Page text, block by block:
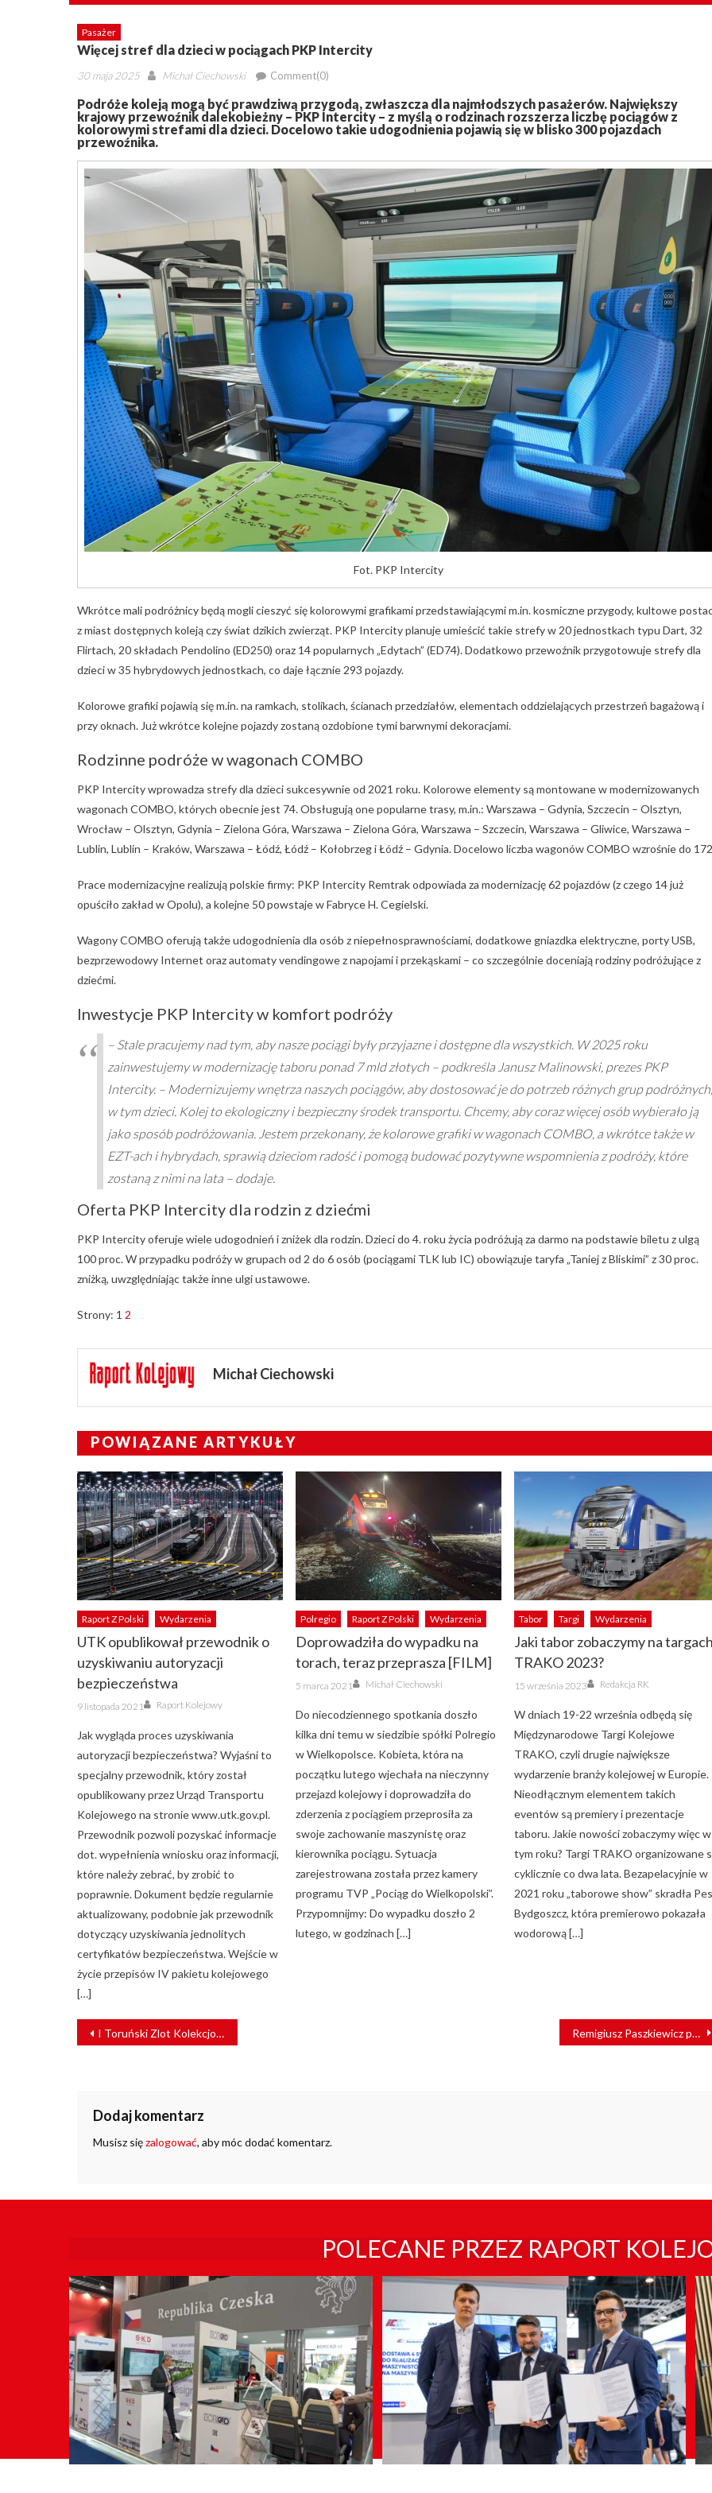
Pasażer
Więcej stref dla dzieci w pociągach PKP Intercity
Posted
30 maja 2025 Author
Michał Ciechowski Comment(0)
Podróże koleją mogą być prawdziwą przygodą, zwłaszcza dla najmłodszych pasażerów. Największy
krajowy przewoźnik dalekobieżny – PKP Intercity – z myślą o rodzinach rozszerza liczbę pociągów z
kolorowymi strefami dla dzieci. Docelowo takie udogodnienia pojawią się w blisko 300 pojazdach
przewoźnika.
Fot. PKP Intercity
Wkrótce mali podróżnicy będą mogli cieszyć się kolorowymi grafikami przedstawiającymi m.in. kosmiczne przygody, kultowe
z miast dostępnych koleją czy świat dzikich zwierząt. PKP Intercity planuje umieścić takie strefy w 20 jednostkach typu Dart, 32
Flirtach, 20 składach Pendolino (ED250) oraz 14 popularnych „Edytach” (ED74). Dodatkowo przewoźnik przygotowuje strefy dla
dzieci w 35 hybrydowych jednostkach, co daje łącznie 293 pojazdy.
Kolorowe grafiki pojawią się m.in. na ramkach, stolikach, ścianach przedziałów, elementach oddzielających przestrzeń bagażową i
przy oknach. Już wkrótce kolejne pojazdy zostaną ozdobione tymi barwnymi dekoracjami.
Rodzinne podróże w wagonach COMBO
PKP Intercity wprowadza strefy dla dzieci sukcesywnie od 2021 roku. Kolorowe elementy są montowane w modernizowanych
wagonach COMBO, których obecnie jest 74. Obsługują one popularne trasy, m.in.: Warszawa – Gdynia, Szczecin – Olsztyn,
Wrocław – Olsztyn, Gdynia – Zielona Góra, Warszawa – Zielona Góra, Warszawa – Szczecin, Warszawa – Gliwice, Warszawa –
Lublin, Lublin – Kraków, Warszawa – Łódź, Łódź – Kołobrzeg i Łódź – Gdynia. Docelowo liczba wagonów COMBO wzrośnie do
Prace modernizacyjne realizują polskie firmy: PKP Intercity Remtrak odpowiada za modernizację 62 pojazdów (z czego 14 już
opuściło zakład w Opolu), a kolejne 50 powstaje w Fabryce H. Cegielski.
Wagony COMBO oferują także udogodnienia dla osób z niepełnosprawnościami, dodatkowe gniazdka elektryczne, porty USB,
bezprzewodowy Internet oraz automaty vendingowe z napojami i przekąskami – co szczególnie doceniają rodziny podróżujące z
dziećmi.
Inwestycje PKP Intercity w komfort podróży
– Stale pracujemy nad tym, aby nasze pociągi były przyjazne i dostępne dla wszystkich. W 2025 roku
zainwestujemy w modernizację taboru ponad 7 mld złotych – podkreśla Janusz Malinowski, prezes PKP
Intercity. – Modernizujemy wnętrza naszych pociągów, aby dostosować je do potrzeb różnych grup podróżnych,
w tym dzieci. Kolej to ekologiczny i bezpieczny środek transportu. Chcemy, aby coraz więcej osób wybierało ją
jako sposób podróżowania. Jestem przekonany, że kolorowe grafiki w wagonach COMBO, a wkrótce także w
EZT-ach i hybrydach, sprawią dzieciom radość i pomogą budować pozytywne wspomnienia z podróży, które
zostaną z nimi na lata – dodaje.
Oferta PKP Intercity dla rodzin z dziećmi
PKP Intercity oferuje wiele udogodnień i zniżek dla rodzin. Dzieci do 4. roku życia podróżują za darmo na podstawie biletu z ulgą
100 proc. W przypadku podróży w grupach od 2 do 6 osób (pociągami TLK lub IC) obowiązuje taryfa „Taniej z Bliskimi” z 30 proc.
zniżką, uwzględniając także inne ulgi ustawowe.
Strony: 1 2
Michał Ciechowski
POWIĄZANE ARTYKUŁY
Raport Z Polski Wydarzenia
UTK opublikował przewodnik o
uzyskiwaniu autoryzacji
bezpieczeństwa
Posted
on
9 listopada 2021 Author
Raport Kolejowy
Jak wygląda proces uzyskiwania
autoryzacji bezpieczeństwa? Wyjaśni to
specjalny przewodnik, który został
opublikowany przez Urząd Transportu
Kolejowego na stronie www.utk.gov.pl.
Przewodnik pozwoli pozyskać informacje
dot. wypełnienia wniosku oraz informacji,
które należy zebrać, by zrobić to
poprawnie. Dokument będzie regularnie
aktualizowany, podobnie jak przewodnik
dotyczący uzyskiwania jednolitych
certyfikatów bezpieczeństwa. Wejście w
życie przepisów IV pakietu kolejowego
[…]
Polregio Raport Z Polski Wydarzenia
Doprowadziła do wypadku na
torach, teraz przeprasza [FILM]
Posted
on
5 marca 2021 Author
Michał Ciechowski
Do niecodziennego spotkania doszło
kilka dni temu w siedzibie spółki Polregio
w Wielkopolsce. Kobieta, która na
początku lutego wjechała na nieczynny
przejazd kolejowy i doprowadziła do
zderzenia z pociągiem przeprosiła za
swoje zachowanie maszynistę oraz
kierownika pociągu. Sytuacja
zarejestrowana została przez kamery
programu TVP „Pociąg do Wielkopolski”.
Przypomnijmy: Do wypadku doszło 2
lutego, w godzinach […]
Tabor Targi Wydarzenia
Jaki tabor zobaczymy na
TRAKO 2023?
Posted
on
15 września 2023 Author
Redakcja RK
W dniach 19-22 września odbędą się
Międzynarodowe Targi Kolejowe
TRAKO, czyli drugie największe
wydarzenie branży kolejowej w Europie.
Nieodłącznym elementem takich
eventów są premiery i prezentacje
taboru. Jakie nowości zobaczymy więc w
tym roku? Targi TRAKO organizowane
cyklicznie co dwa lata. Bezapelacyjnie w
2021 roku „taborowe show” skradła
Bydgoszcz, która premierowo pokazała
wodorową […]
NAWIGACJA
WPISU
I Toruński Zlot Kolekcjonerów Biletów już w sobotę! Remigiusz Paszkiewicz przewodniczącym Rady Nadzorczej POLREGIO
Dodaj komentarz
Musisz sięzalogować, aby móc dodać komentarz.
POLECANE PRZEZ RAPORT